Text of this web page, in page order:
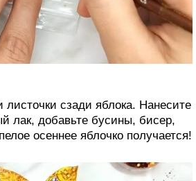
листочки сзади яблока. Нанесите
лак, добавьте бусины, бисер,
осеннее яблочко получается!